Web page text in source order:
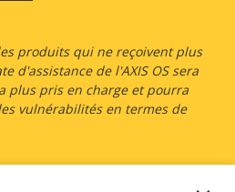
produits qui ne reçoivent plus
d'assistance de l'AXIS OS sera
plus pris en charge et pourra
vulnérabilités en termes de